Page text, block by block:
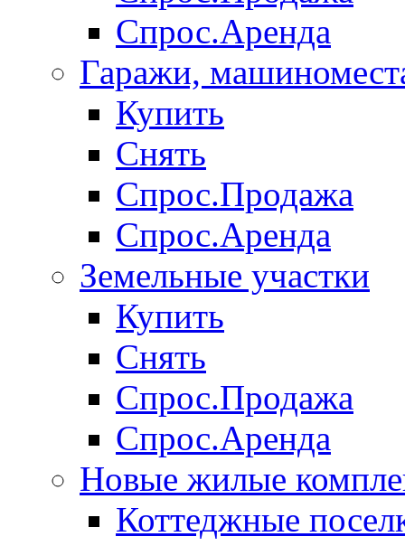
Спрос.Аренда
Гаражи,
Купить
Снять
Спрос.Продажа
Спрос.Аренда
Земельные участки
Купить
Снять
Спрос.Продажа
Спрос.Аренда
Новые жилые
Коттеджные